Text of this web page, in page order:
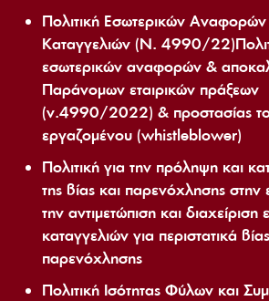
Πολιτική Εσωτερικών
Καταγγελιών (Ν. 4990/
εσωτερικών αναφορών &
Παράνομων εταιρικών πράξεων
(ν.4990/2022) & προστασίας
εργαζομένου (whistleblower)
Πολιτική για την πρόληψη και
της βίας και παρενόχλησης στην
την αντιμετώπιση και
καταγγελιών για περιστατικά
παρενόχλησης
Πολιτική Ισότητας Φύλων και